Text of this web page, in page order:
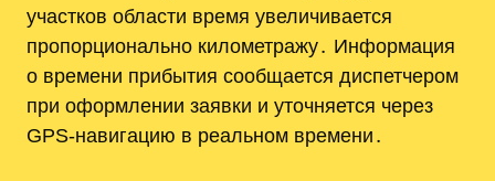
участков области время увеличивается
пропорционально километражу․ Информация
о времени прибытия сообщается диспетчером
при оформлении заявки и уточняется через
GPS-навигацию в реальном времени․